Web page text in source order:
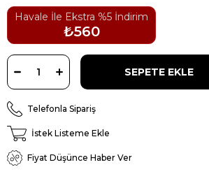
Havale İle Ekstra %5 İndirim
₺560
Telefonla Sipariş
İstek Listeme Ekle
Fiyat Düşünce Haber Ver